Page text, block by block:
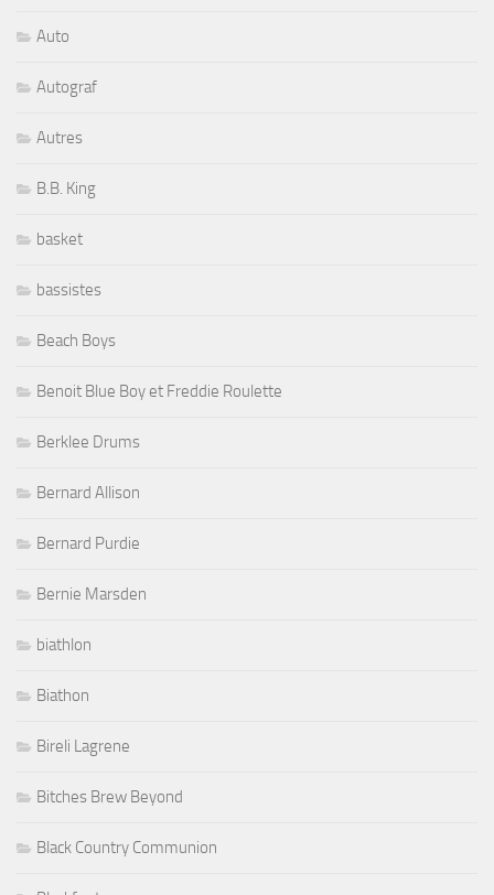
Auto
Autograf
Autres
B.B. King
basket
bassistes
Beach Boys
Benoit Blue Boy et Freddie Roulette
Berklee Drums
Bernard Allison
Bernard Purdie
Bernie Marsden
biathlon
Biathon
Bireli Lagrene
Bitches Brew Beyond
Black Country Communion